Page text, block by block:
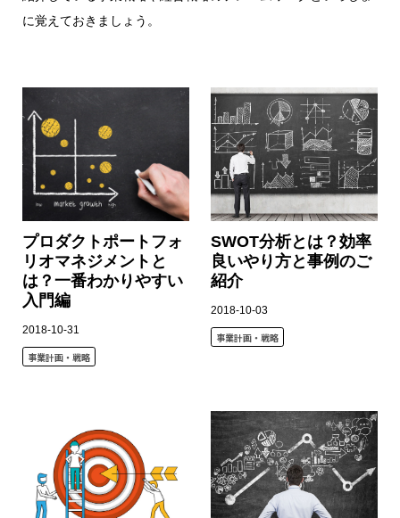
に覚えておきましょう。
プロダクトポートフォ
リオマネジメントと
は？一番わかりやすい
入門編
2018-10-31
事業計画・戦略
SWOT分析とは？効率
良いやり方と事例のご
紹介
2018-10-03
事業計画・戦略